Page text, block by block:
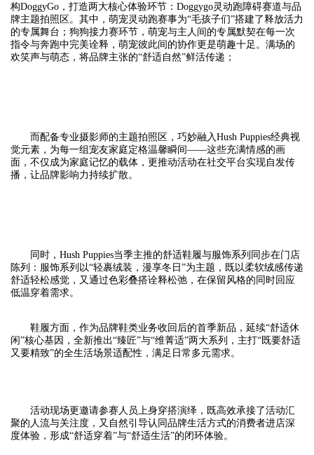
构DoggyGo，打造两大核心体验环节：Doggygo灵动跑障碍赛道与品
牌主题拍照区。其中，萌宠灵动跑赛事为“毛孩子们”搭建了释放活力
的专属舞台；狗狗接力赛环节，萌宠与主人间的专属默契在每一次
指令与奔跑中完美诠释，萌宠彼此间的协作更是萌趣十足。满场的
欢笑声与萌态，将品牌主张的“舒适自然”鲜活传递；
而配备专业摄影师的主题拍照区，巧妙融入Hush Puppies经典视
觉元素，为每一组宠友家庭定格温馨瞬间——这些充满情感的画
面，不仅成为家庭记忆的载体，更推动活动在社交平台实现自发传
播，让品牌影响力持续扩散。
同时，Hush Puppies当季主推的舒适鞋履与服饰系列同步在门店
陈列：服饰系列以“轻裹绒装，漫享冬日”为主题，既以柔软绒感传递
舒适轻松感觉，又通过色彩叠搭诠释松弛，在保留风格的同时回应
低温穿着需求。
鞋履方面，作为品牌鞋类业务收回后的首季新品，延续“舒适休
闲”核心基因，全新推出“臻匠”与“维菁适”两大系列，主打“既要舒适
又要精致”的全生活场景适配性，满足日常多元需求。
活动现场更邀请参赛人员上身穿搭演绎，既高效承接了活动汇
聚的人流与关注度，又自然引导认同品牌生活方式的消费者进店深
度体验，形成“舒适穿着”与“舒适生活”的闭环体验。